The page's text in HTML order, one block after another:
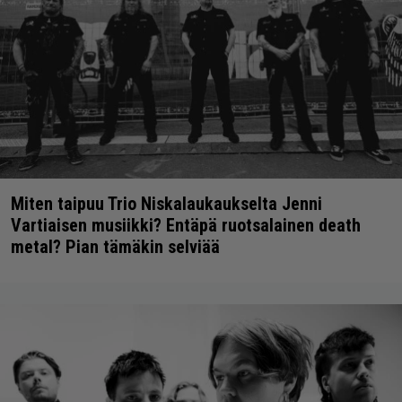
Miten taipuu Trio Niskalaukaukselta Jenni
Vartiaisen musiikki? Entäpä ruotsalainen death
metal? Pian tämäkin selviää